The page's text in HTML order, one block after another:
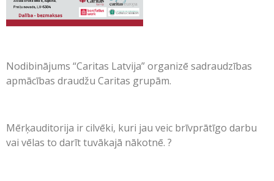
Nodibinājums “Caritas Latvija” organizē sadraudzības
apmācības draudžu Caritas grupām.
Mērķauditorija ir cilvēki, kuri jau veic brīvprātīgo darbu
vai vēlas to darīt tuvākajā nākotnē. ?